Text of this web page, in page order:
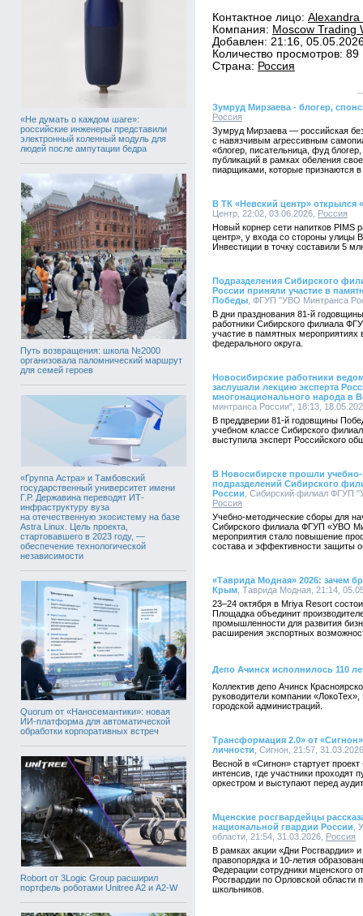
«Не думать о каждом шаге»:
российские инженеры представили
электронный коленный модуль для
людей после ампутации бедра
Путь возвращения: школа №2000
организовала паломнический маршрут
для семей героев
«Группа Астра» и Тамбовский
государственный университет имени
Г.Р. Державина переводят ИТ-
инфраструктуру вуза
на отечественную экосистему на базе
Astra Linux. Цель проекта,
стартовавшего в 2023 году, —
обеспечение технологической
независимости
Quorum от «Наносемантики»: новая
ИИ-платформа для автоматической
обработки корпоративных встреч
Robort от 3Logic Group расширил
портфель роботами Unitree A2 и A2-W
Контактное лицо: Alexandra
Компания: Moscow Trading
Добавлен: 21:16,
Количество просмотров: 89
Страна: Россия
Зумруд Мирзаева - блогер,
Россия
Зумруд Мирзаева — российская
с навязчивым агрессивным
«блогер, писательница, фуд
публикаций в рамках обеления
пиарщиками, которые признаются
В ТК «Невский центр» открылся
Центр, 22:02, 03.06.2026, Россия
Новый корнер сети напитков PIMS
центр», у входа со стороны улицы
Инвестиции в точку составили 5
Подразделения Сибирского
России приняли участие в
Победы , ФГУП "УВО Минтранса
В дни празднования 81-й
работники Сибирского филиала
участие в памятных мероприятиях
федерального округа.
Новосибирские работники
заслушали лекцию эксперта
многонационального народа в
минтранса России", 18:13,
В преддверии 81-й годовщины
учебном классе Сибирского
выступила эксперт Российского
В Новосибирске прошли
подразделений Сибирского
России , Сибирский филиал ФГУП
Россия
Учебно-методические сборы для
Сибирского филиала ФГУП «УВО
мероприятия стало повышение
состава и эффективности защиты
«Таврида Модная» 2026: зачем
Крым , Таврида Модная, 21:14,
23–24 октября в Mriya Resort
Площадка объединит
промышленности для развития
расширения экспортных
Депо Ачинск исполнилось 110
Коллектив депо Ачинск
руководители компании
городской администраций.
Трансформация 2.0» от
личности , Сигнон, 21:57,
Весной в «Сигнон» стартует
интенсив, где участники проходят
оркестром и выступают перед
Мценские росгвардейцы
национальной гвардии России ,
области, 21:54, 31.03.2026, Россия
В рамках акции «Дни Росгвардии»
правопорядка и 10-летия
Федерации сотрудники мценского
Росгвардии по Орловской
школьников.